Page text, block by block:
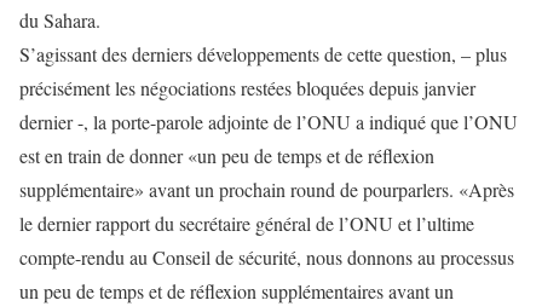
du Sahara.
S’agissant des derniers développements de cette question, – plus
précisément les négociations restées bloquées depuis janvier
dernier -, la porte-parole adjointe de l’ONU a indiqué que l’ONU
est en train de donner «un peu de temps et de réflexion
supplémentaire» avant un prochain round de pourparlers. «Après
le dernier rapport du secrétaire général de l’ONU et l’ultime
compte-rendu au Conseil de sécurité, nous donnons au processus
un peu de temps et de réflexion supplémentaires avant un